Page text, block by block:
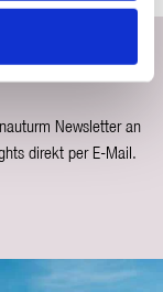
Newsletter an
direkt per E-Mail.